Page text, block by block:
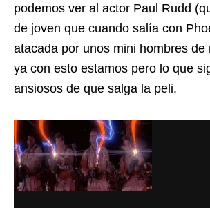
podemos ver al actor Paul Rudd
de joven que cuando salía con
atacada por unos mini hombres de
ya con esto estamos pero lo que
ansiosos de que salga la peli.